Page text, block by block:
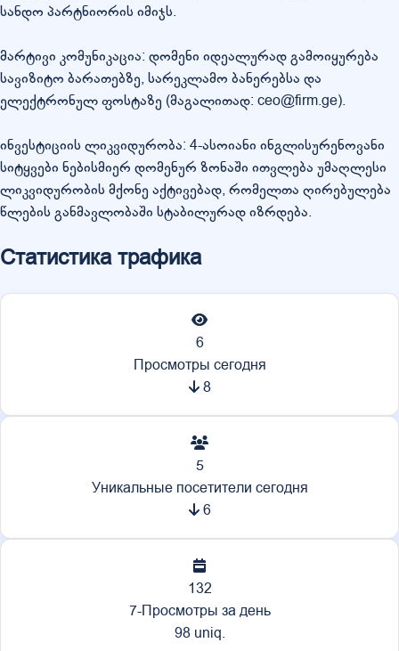
სანდო პარტნიორის იმიჯს.
მარტივი კომუნიკაცია: დომენი იდეალურად გამოიყურება
სავიზიტო ბარათებზე, სარეკლამო ბანერებსა და
ელექტრონულ ფოსტაზე (მაგალითად: ceo@firm.ge).
ინვესტიციის ლიკვიდურობა: 4-ასოიანი ინგლისურენოვანი
სიტყვები ნებისმიერ დომენურ ზონაში ითვლება უმაღლესი
ლიკვიდურობის მქონე აქტივებად, რომელთა ღირებულება
წლების განმავლობაში სტაბილურად იზრდება.
Статистика трафика
6
Просмотры сегодня
8
5
Уникальные посетители сегодня
6
132
7-Просмотры за день
98 uniq.